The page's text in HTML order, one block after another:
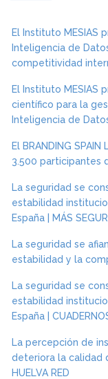
El Instituto MESIAS
Inteligencia de
competitividad
El Instituto MESIAS
científico para la
Inteligencia de
El BRANDING
3.500 participantes
La seguridad se
estabilidad
España | MÁS
La seguridad se
estabilidad y la
La seguridad se
estabilidad
España |
La percepción de
deteriora la calidad
HUELVA RED